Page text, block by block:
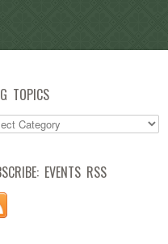
TOPICS
EVENTS RSS